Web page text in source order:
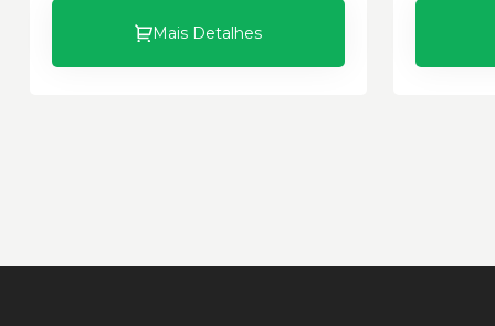
Mais Detalhes